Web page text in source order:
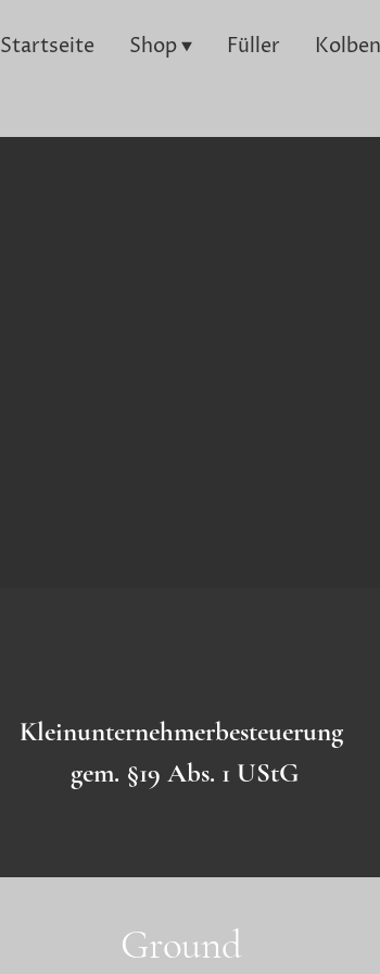
Startseite Shop Füller
Kleinunternehmerbesteuerung
gem. §19 Abs. 1 UStG
Ground